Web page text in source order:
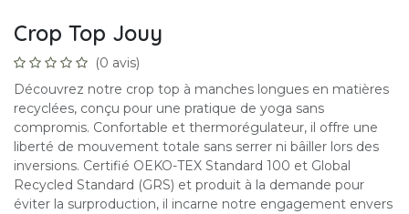
Crop Top Jouy
(0 avis)
Découvrez notre crop top à manches longues en matières
recyclées, conçu pour une pratique de yoga sans
compromis. Confortable et thermorégulateur, il offre une
liberté de mouvement totale sans serrer ni bâiller lors des
inversions. Certifié OEKO-TEX Standard 100 et Global
Recycled Standard (GRS) et produit à la demande pour
éviter la surproduction, il incarne notre engagement envers